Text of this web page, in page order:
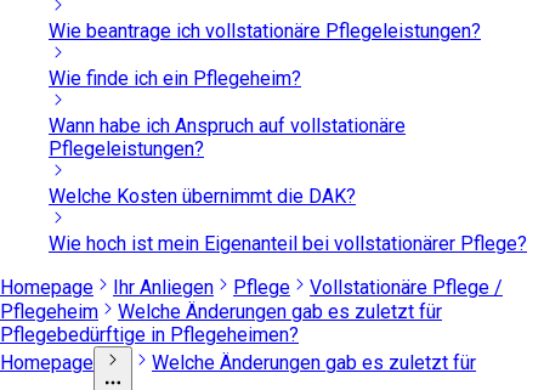
Wie beantrage ich vollstationäre Pflegeleistungen?
Wie finde ich ein Pflegeheim?
Wann habe ich Anspruch auf vollstationäre
Pflegeleistungen?
Welche Kosten übernimmt die DAK?
Wie hoch ist mein Eigenanteil bei vollstationärer Pflege?
Homepage
Ihr Anliegen Pflege
Vollstationäre Pflege /
Pflegeheim
Welche Änderungen gab es zuletzt für
Pflegebedürftige in Pflegeheimen?
Homepage
Welche Änderungen gab es zuletzt für